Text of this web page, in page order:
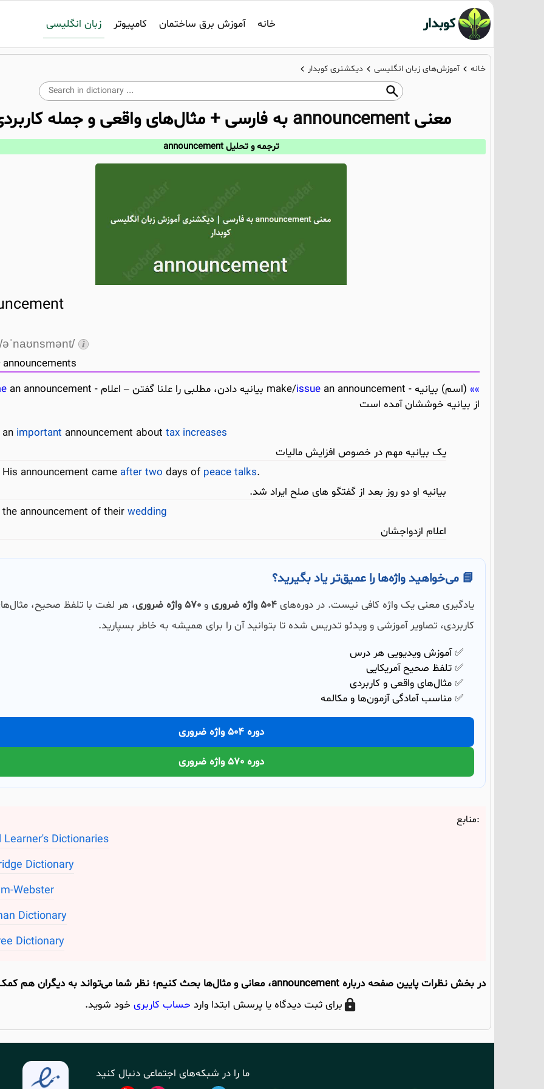
کوبدار خانه آموزش برق ساختمان کامپیوتر زبان انگلیسی
خانه آموزش‌های زبان انگلیسی دیکشنری کوبدار
معنیannouncement به فارسی + مثال‌های واقعی و جمله
ترجمه و تحلیل announcement
/əˈnaʊnsmənt/
announcements
(اسم) بیانیه - make/
issue an announcement بیانیه دادن، مطلبی را علنا گفتن – اعلام -
an announcement
از بیانیه خوششان آمده است
an important announcement about tax increases
یک بیانیه مهم در خصوص افزایش مالیات
His announcement came after two days of peace talks.
بیانیه او دو روز بعد از گفتگو های صلح ایراد شد.
the announcement of their wedding
اعلام ازدواجشان
📘 می‌خواهید واژه‌ها را عمیق‌تر یاد بگیرید؟
یادگیری معنی یک واژه کافی نیست. در دوره‌های 504 واژه ضروری و 570 واژه ضروری
، هر لغت با تلفظ صحیح،
کاربردی، تصاویر آموزشی و ویدئو تدریس شده تا بتوانید آن را برای همیشه به خاطر بسپارید.
✅ آموزش ویدیویی هر درس
✅ تلفظ صحیح آمریکایی
✅ مثال‌های واقعی و کاربردی
✅ مناسب آمادگی آزمون‌ها و مکالمه
دوره 504 واژه ضروری
دوره 570 واژه ضروری
منابع:
Learner's Dictionaries
Dictionary
Webster
Dictionary
Dictionary
در بخش نظرات پایین صفحه درباره announcement، معانی و مثال‌ها بحث کنیم؛ نظر شما می‌تواند به دیگران هم کمک کند.
برای ثبت دیدگاه یا پرسش ابتدا وارد حساب کاربری خود شوید.
ما را در شبکه‌های اجتماعی دنبال کنید